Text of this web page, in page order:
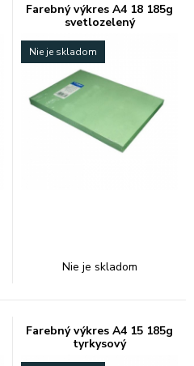
Farebný výkres A4 18 185g
svetlozelený
Nie je skladom
Nie je skladom
Farebný výkres A4 15 185g
tyrkysový